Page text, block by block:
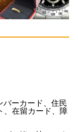
ーカード、住民
、在留カード、障